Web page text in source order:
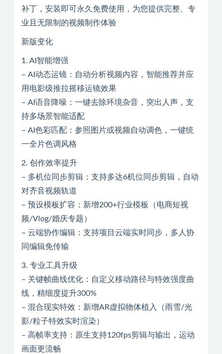
补丁，安装即可永久免费使用，为您提供完整、专
业且无限制的视频制作体验
新版变化
1. AI智能增强
– AI动态运镜：自动分析视频内容，智能推荐并应
用电影级推拉摇移运镜效果
– AI语音降噪：一键去除环境杂音，突出人声，支
持多场景智能适配
– AI色彩匹配：参照图片或视频自动调色，一键统
一全片色调风格
2. 创作效率提升
– 多机位同步剪辑：支持多达6机位同步剪辑，自动
对齐音视频轨道
– 预设模板扩容：新增200+行业模板（电商短视
频/Vlog/婚庆专题）
– 云端协作编辑：支持项目云端实时同步，多人协
同编辑免传输
3. 专业工具升级
– 关键帧曲线优化：自定义移动路径与特效强度曲
线，精细度提升300%
– 混合现实特效：新增AR虚拟物体植入（雨雪/光
影/粒子特效实时渲染）
– 高帧率支持：原生支持120fps剪辑与输出，运动
画面更流畅